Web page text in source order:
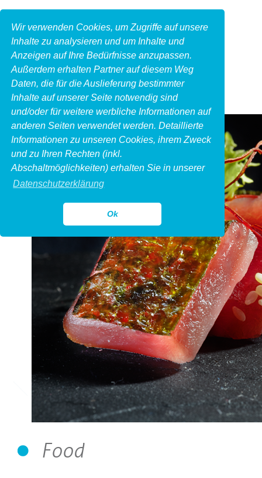
Wir verwenden Cookies, um Zugriffe auf unsere
Inhalte zu analysieren und um Inhalte und
Anzeigen auf Ihre Bedürfnisse anzupassen.
Außerdem erhalten Partner auf diesem Weg
Daten, die für die Auslieferung bestimmter
Inhalte auf unserer Seite notwendig sind
und/oder für weitere werbliche Informationen auf
anderen Seiten verwendet werden. Detaillierte
Informationen zu unseren Cookies, ihrem Zweck
und zu Ihren Rechten (inkl.
Abschaltmöglichkeiten) erhalten Sie in unserer
Datenschutzerklärung
Ok
Food